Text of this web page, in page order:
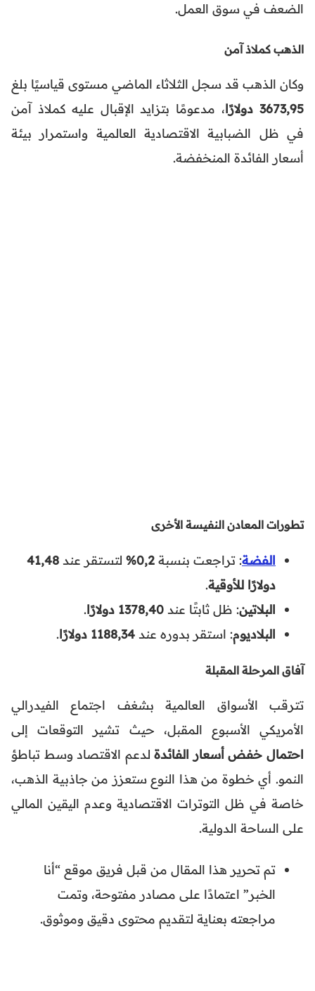
الضعف في سوق العمل.
الذهب كملاذ آمن
وكان الذهب قد سجل الثلاثاء الماضي مستوى قياسيًا بلغ
3673,95 دولارًا
، مدعومًا بتزايد الإقبال عليه كملاذ آمن
في ظل الضبابية الاقتصادية العالمية واستمرار بيئة
أسعار الفائدة المنخفضة.
تطورات المعادن النفيسة الأخرى
الفضة: تراجعت بنسبة 0,2% لتستقر عند 41,48
دولارًا للأوقية.
البلاتين: ظل ثابتًا عند 1378,40 دولارًا
.
البلاديوم: استقر بدوره عند 1188,34 دولارًا .
آفاق المرحلة المقبلة
تترقب الأسواق العالمية بشغف اجتماع الفيدرالي
الأمريكي الأسبوع المقبل، حيث تشير التوقعات إلى
احتمال خفض أسعار الفائدةلدعم الاقتصاد وسط تباطؤ
النمو. أي خطوة من هذا النوع ستعزز من جاذبية الذهب،
خاصة في ظل التوترات الاقتصادية وعدم اليقين المالي
على الساحة الدولية.
تم تحرير هذا المقال من قبل فريق موقع “أنا
الخبر” اعتمادًا على مصادر مفتوحة، وتمت
مراجعته بعناية لتقديم محتوى دقيق وموثوق.